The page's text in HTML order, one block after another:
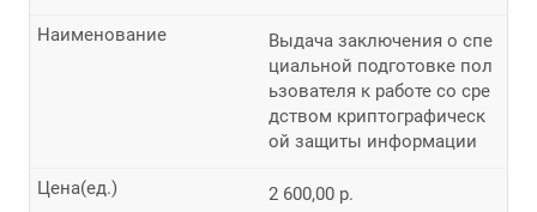
Выдача заключения о спе
циальной подготовке пол
ьзователя к работе со сре
дством криптографическ
ой защиты информации
Наименование
2 600,00 р.
Цена(ед.)